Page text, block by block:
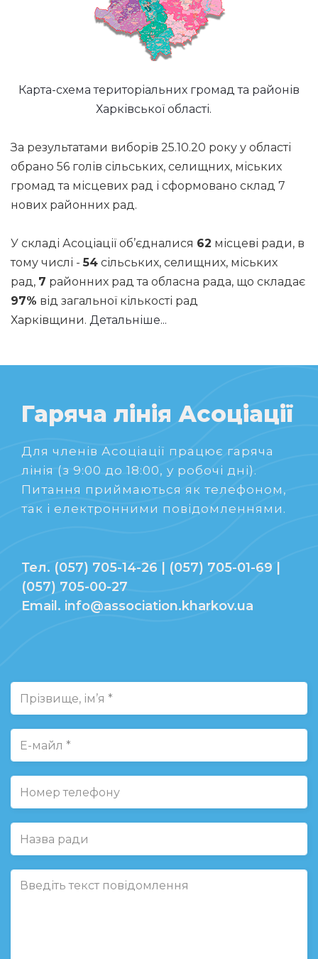
Карта-схема територіальних громад та районів
Харківської області.
За результатами виборів 25.10.20 року у області
обрано 56 голів сільських, селищних, міських
громад та місцевих рад і сформовано склад 7
нових районних рад.
У складі Асоціації об’єдналися 62 місцеві ради, в
тому числі -54 сільських, селищних, міських
рад, 7 районних рад та обласна рада, що складає
97% від загальної кількості рад
Харківщини. Детальніше...
Гаряча лінія Асоціації
Для членів Асоціації працює гаряча
лінія (з 9:00 до 18:00, у робочі дні).
Питання приймаються як телефоном,
так і електронними повідомленнями.
Тел. (057) 705-14-26 | (057) 705-01-69 |
(057) 705-00-27
Email. info@association.kharkov.ua